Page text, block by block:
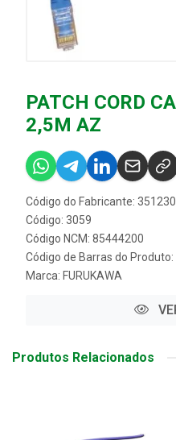
PATCH CORD
2,5M AZ
Código do Fabricante:
Código: 3059
Código NCM: 85444200
Código de Barras do
Marca: FURUKAWA
Produtos Relacionados